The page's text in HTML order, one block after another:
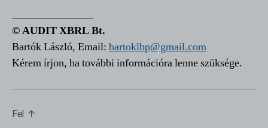
© AUDIT XBRL Bt.
Bartók László, Email: bartoklbp@gmail.com
Kérem írjon, ha további információra lenne szüksége.
Fel ↑